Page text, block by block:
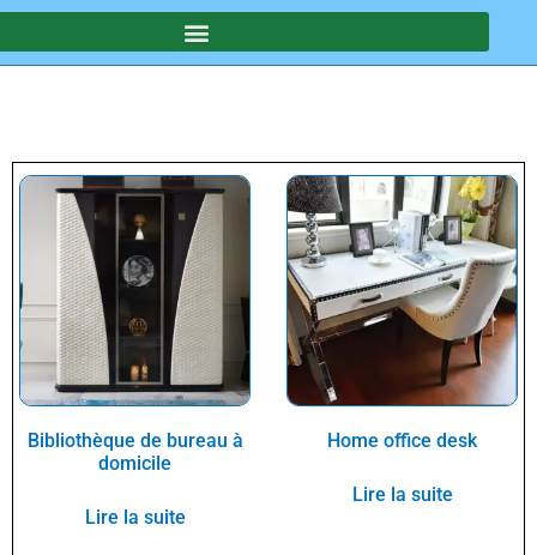
Bibliothèque de bureau à
domicile
Lire la suite
Home office desk
Lire la suite